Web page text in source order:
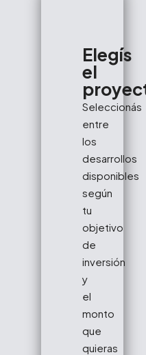
Elegís
el
Seleccionás
entre
los
desarrollos
disponibles
según
tu
objetivo
de
inversión
y
el
monto
que
quieras